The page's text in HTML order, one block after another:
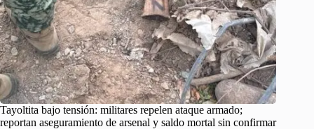
Tayoltita bajo tensión: militares repelen ataque armado;
reportan aseguramiento de arsenal y saldo mortal sin confirmar